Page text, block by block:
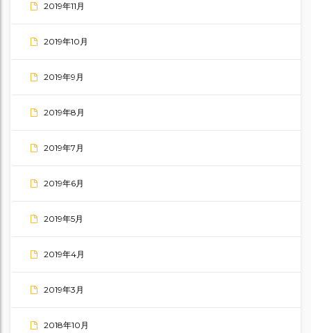
2019年11月
2019年10月
2019年9月
2019年8月
2019年7月
2019年6月
2019年5月
2019年4月
2019年3月
2018年10月